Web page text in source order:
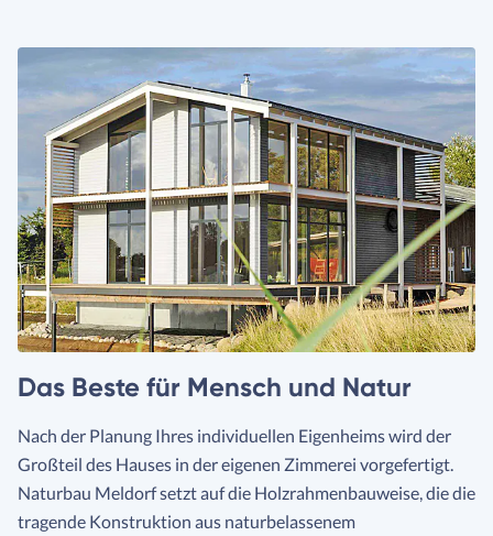
Das Beste für Mensch und Natur
Nach der Planung Ihres individuellen Eigenheims wird der
Großteil des Hauses in der eigenen Zimmerei vorgefertigt.
Naturbau Meldorf setzt auf die Holzrahmenbauweise, die die
tragende Konstruktion aus naturbelassenem